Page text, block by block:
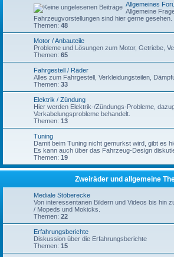
Allgemeines
Allgemeine
Fahrzeugvorstellungen sind hier gerne gesehen.
Themen: 48
Motor / Anbauteile
Probleme und Lösungen zum Motor, Getriebe,
Themen: 65
Fahrgestell / Räder
Alles zum Fahrgestell, Verkleidungsteilen,
Themen: 33
Elektrik / Zündung
Hier werden Elektrik-/Zündungs-Probleme,
Verkabelungsprobleme behandelt.
Themen: 13
Tuning
Damit beim Tuning nicht gemurkst wird, gibt es
Es kann auch über das Fahrzeug-Design
Themen: 19
Zweiräder und allgemeine
Mediale Stöberecke
Von interessentanen Bildern und Videos bis hin
/ Mopeds und Mokicks.
Themen: 22
Erfahrungsberichte
Diskussion über die Erfahrungsberichte
Themen: 15